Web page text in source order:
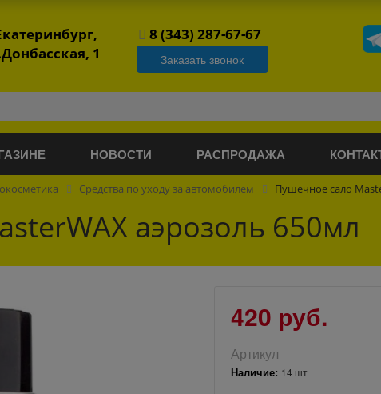
1
8 (343) 287-67-67
Заказать звонок
НОВОСТИ РАСПРОДАЖА
Средства по уходу за автомобилем Пушечное сало
аэрозоль 650мл
420 руб.
Артикул
Наличие: 14 шт